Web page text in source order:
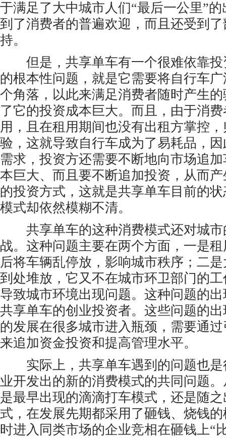
于满足了大中城市人们“最后一公里”
到了消费者的普遍欢迎，而且还受到
持。
但是，共享单车有一个很难依靠投
的根本性问题，就是它需要将自行车
个角落，以此来满足消费者随时产生
了它的投资成本巨大。而且，由于消
用，且在租用期间也没有出租方掌控
验，这就导致自行车成为了易耗品，
需求，投资方还需要不断地向市场追
本巨大、而且要不断追加投资，从而
的投资方式，这就是共享单车目前的
模式却依然模糊不清。
共享单车的这种消费模式还对城市
战。这种问题主要在两个方面，一是
后将车辆乱停放，影响城市秩序；二
到处堆放，它又不在城市环卫部门的
导致城市环境出现问题。这种问题的
共享单车的创业投资者。这些问题的
的发展在很多城市进入瓶颈，需要通
来追加资金投资和提高管理水平。
实际上，共享单车遇到的问题也是
业开发出的新的消费模式的共同问题
是最早出现的滴滴打车模式，还是随
式，在发展先期都采用了砸钱、烧钱
时进入同类市场的企业竞相在砸钱上“